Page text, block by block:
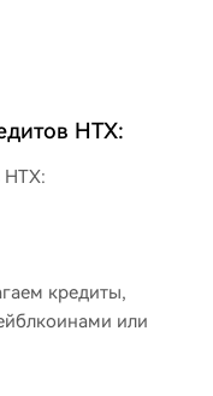
HTX:
кредиты,
или